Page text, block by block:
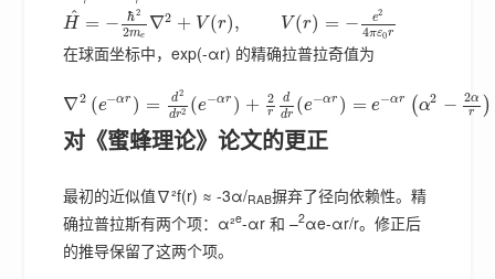
H
^ = − ℏ2
2me
∇2 + V (r), V (r) = − e2
4πε0r
在球面坐标中，exp(-αr) 的精确拉普拉奇值为
∇2 (e−αr ) = d2
dr2 (e−αr ) + 2
r
d
dr (e−αr ) = e−αr (α2 − 2α
r
)
对《蜜蜂理论》论文的更正
最初的近似值∇²f(r) ≈ -3α/RAB摒弃了径向依赖性。精
确拉普拉斯有两个项：α²e-αr 和 –2αe-αr/r。修正后
的推导保留了这两个项。